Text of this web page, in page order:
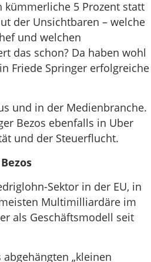
5 Prozent statt
der Unsichtbaren – welche
und welchen
das schon? Da haben wohl
Friede Springer erfolgreiche
und in der Medienbranche.
Bezos ebenfalls in Uber
und der Steuerflucht.
Sektor in der EU, in
Multimilliardäre im
als Geschäftsmodell seit
„kleinen